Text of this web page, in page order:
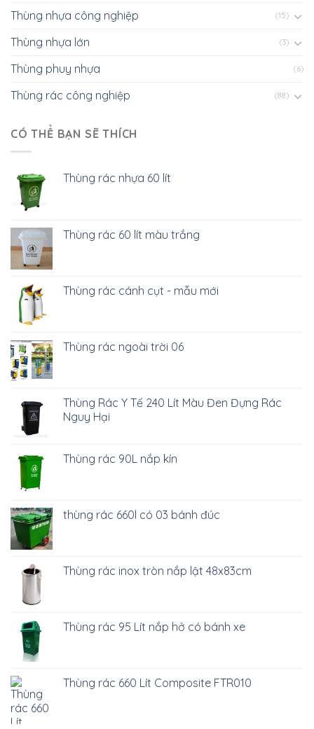
Thùng nhựa công nghiệp (15)
Thùng nhựa lớn (3)
Thùng phuy nhựa (6)
Thùng rác công nghiệp (88)
CÓ THỂ BẠN SẼ THÍCH
Thùng rác nhựa 60 lít
Thùng rác 60 lít màu trắng
Thùng rác cánh cụt - mẫu mới
Thùng rác ngoài trời 06
Thùng Rác Y Tế 240 Lít Màu Đen Đựng Rác
Nguy Hại
Thùng rác 90L nắp kín
thùng rác 660l có 03 bánh đúc
Thùng rác inox tròn nắp lật 48x83cm
Thùng rác 95 Lít nắp hở có bánh xe
Thùng rác 660 Lít Composite FTR010